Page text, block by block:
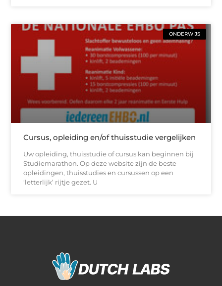
ONDERWIJS
Cursus, opleiding en/of thuisstudie vergelijken
Uw opleiding, thuisstudie of cursus kan beginnen bij
Studiemarathon. Op deze website zijn de beste
opleidingen, thuisstudies en cursussen op een
‘letterlijk’ rijtje gezet. U